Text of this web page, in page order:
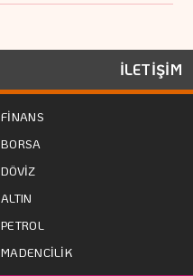
İLETİŞİM
FİNANS
BORSA
DÖVİZ
ALTIN
PETROL
MADENCİLİK